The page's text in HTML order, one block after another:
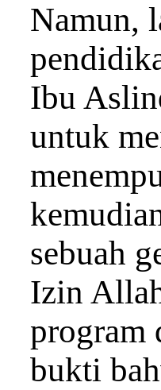
Namun,
Ibu
untuk
sebuah
Izin
program
bukti